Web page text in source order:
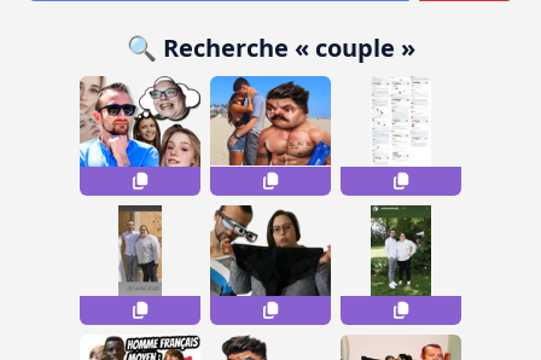
🔍 Recherche « couple »